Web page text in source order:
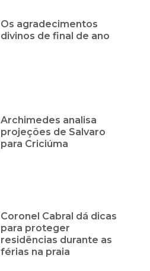
Os agradecimentos
divinos de final de ano
Archimedes analisa
projeções de Salvaro
para Criciúma
Coronel Cabral dá dicas
para proteger
residências durante as
férias na praia